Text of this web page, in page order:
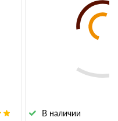
В наличии